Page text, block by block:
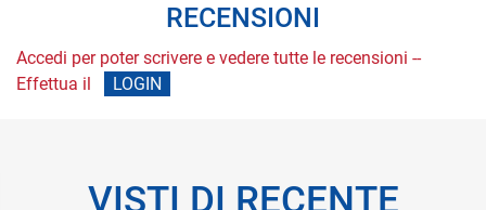
RECENSIONI
Accedi per poter scrivere e vedere tutte le recensioni --
Effettua il
LOGIN
VISTI DI RECENTE